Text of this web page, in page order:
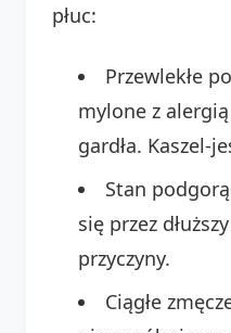
płuc:
Przewlekłe
mylone z
gardła. Kaszel-
Stan
się przez
przyczyny.
Ciągłe